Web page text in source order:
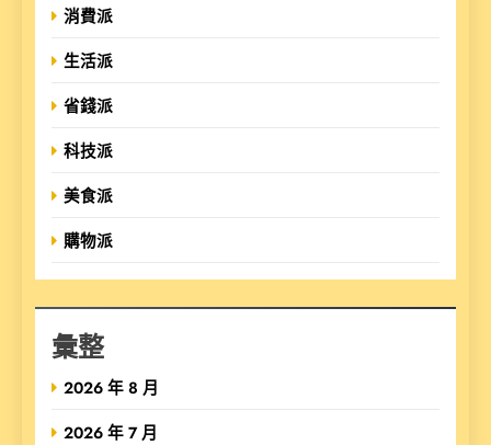
消費派
生活派
省錢派
科技派
美食派
購物派
彙整
2026 年 8 月
2026 年 7 月